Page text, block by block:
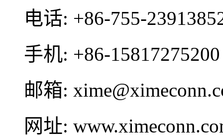
电话: +86-755-
手机: +86-15817275200
邮箱:
网址: